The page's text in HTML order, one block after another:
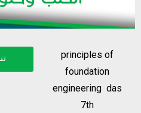
principles of
foundation
engineering das
7th